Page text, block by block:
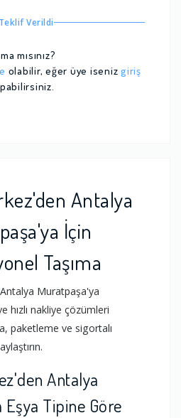
Verildi
mısınız?
olabilir, eğer üye iseniz giriş
Antalya
İçin
Taşıma
Muratpaşa'ya
hızlı nakliye çözümleri
paketleme ve sigortalı
Antalya
Tipine Göre